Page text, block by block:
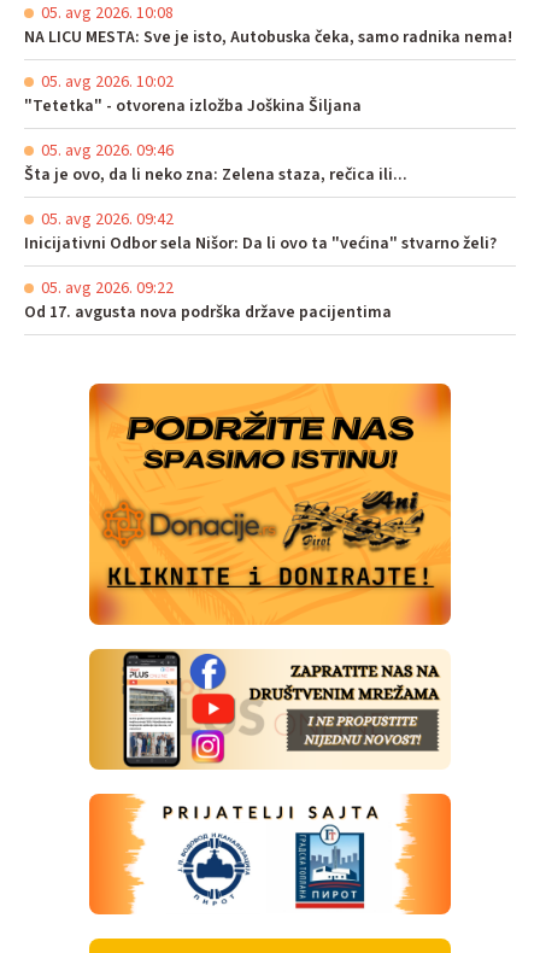
05. avg 2026. 10:08
NA LICU MESTA: Sve je isto, Autobuska čeka, samo radnika nema!
05. avg 2026. 10:02
"Tetetka" - otvorena izložba Joškina Šiljana
05. avg 2026. 09:46
Šta je ovo, da li neko zna: Zelena staza, rečica ili...
05. avg 2026. 09:42
Inicijativni Odbor sela Nišor: Da li ovo ta "većina" stvarno želi?
05. avg 2026. 09:22
Od 17. avgusta nova podrška države pacijentima